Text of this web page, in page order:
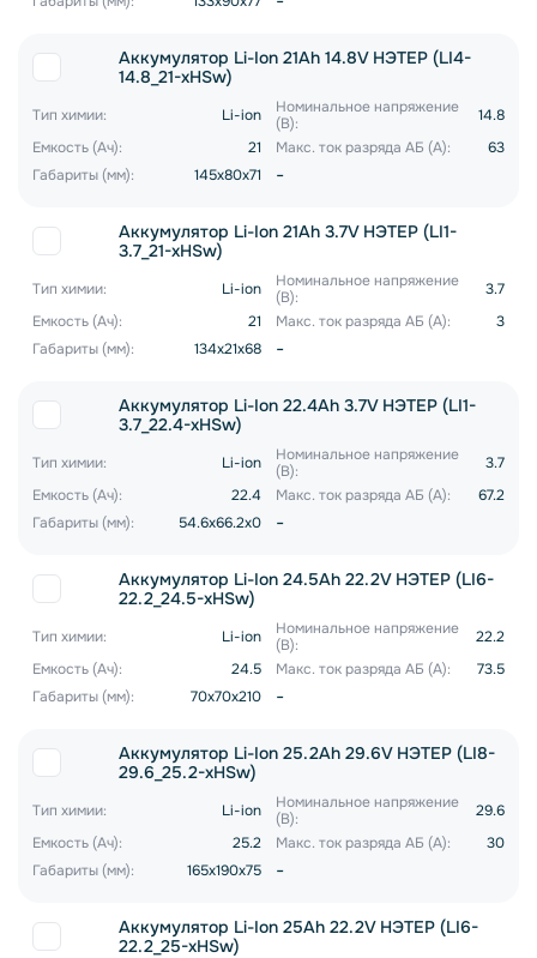
Аккумулятор Li-Ion 21Ah 14.8V НЭТЕР (LI4-
14.8_21-xHSw)
Тип химии: Li-ion
Номинальное напряжение
(В):
14.8
Емкость (Ач):
21 Макс. ток разряда АБ (А):
63
Габариты (мм):
145x80x71 -
Аккумулятор Li-Ion 21Ah 3.7V НЭТЕР (LI1-
3.7_21-xHSw)
Тип химии: Li-ion
Номинальное напряжение
(В):
3.7
Емкость (Ач):
21 Макс. ток разряда АБ (А):
3
Габариты (мм):
134x21x68 -
Аккумулятор Li-Ion 22.4Ah 3.7V НЭТЕР (LI1-
3.7_22.4-xHSw)
Тип химии: Li-ion
Номинальное напряжение
(В):
3.7
Емкость (Ач):
22.4 Макс. ток разряда АБ (А):
67.2
Габариты (мм):
54.6x66.2x0 -
Аккумулятор Li-Ion 24.5Ah 22.2V НЭТЕР (LI6-
22.2_24.5-xHSw)
Тип химии: Li-ion
Номинальное напряжение
(В):
22.2
Емкость (Ач):
24.5 Макс. ток разряда АБ (А):
73.5
Габариты (мм):
70x70x210 -
Аккумулятор Li-Ion 25.2Ah 29.6V НЭТЕР (LI8-
29.6_25.2-xHSw)
Тип химии: Li-ion
Номинальное напряжение
(В):
29.6
Емкость (Ач):
25.2 Макс. ток разряда АБ (А):
30
Габариты (мм):
165x190x75 -
Аккумулятор Li-Ion 25Ah 22.2V НЭТЕР (LI6-
22.2_25-xHSw)